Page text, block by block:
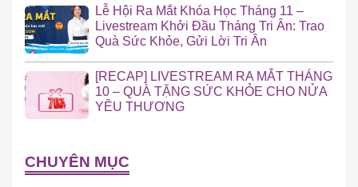
Lễ Hội Ra Mắt Khóa Học Tháng 11 –
Livestream Khởi Đầu Tháng Tri Ân: Trao
Quà Sức Khỏe, Gửi Lời Tri Ân
[RECAP] LIVESTREAM RA MẮT THÁNG
10 – QUÀ TẶNG SỨC KHỎE CHO NỬA
YÊU THƯƠNG
CHUYÊN MỤC